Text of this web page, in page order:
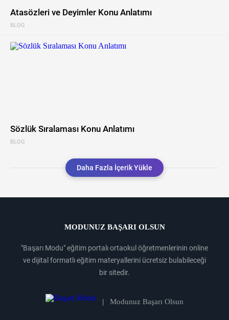
BLOG
Atasözleri ve Deyimler Konu Anlatımı
BLOG
Sözlük Sıralaması Konu Anlatımı
Daha Fazla İçerik Yükle
MODUNUZ BAŞARI OLSUN
"Başarı Modu" eğitim portalı ortaokul öğretmenlerinin online
ve dijital formatlı eğitim materyallerini ücretsiz bulabileceği
bir sitedir.
| Modunuz Başarı Olsun